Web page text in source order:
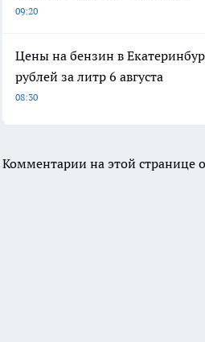
09:20
Цены на бензин в
рублей за литр 6 августа
08:30
Комментарии на этой странице